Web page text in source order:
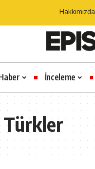
Hakkımızda
İnceleme
Türkler